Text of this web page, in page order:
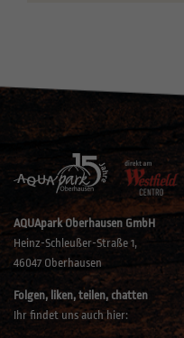
AQUApark Oberhausen GmbH
Heinz-Schleußer-Straße 1,
46047 Oberhausen
Folgen, liken, teilen, chatten
Ihr findet uns auch hier: